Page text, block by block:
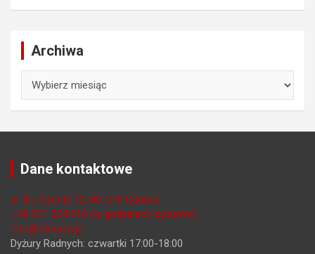
Archiwa
Dane kontaktowe
ul. Ks. Sychty 12, 80-276 Gdańsk
+48 571 324 218 (w godzinach dyżurów)
info@strzyza.pl
Dyżury Radnych: czwartki 17:00-18:00